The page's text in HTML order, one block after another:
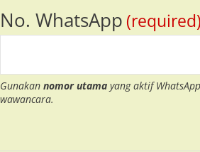
No. WhatsApp (required)
Gunakan nomor utama yang aktif
wawancara.